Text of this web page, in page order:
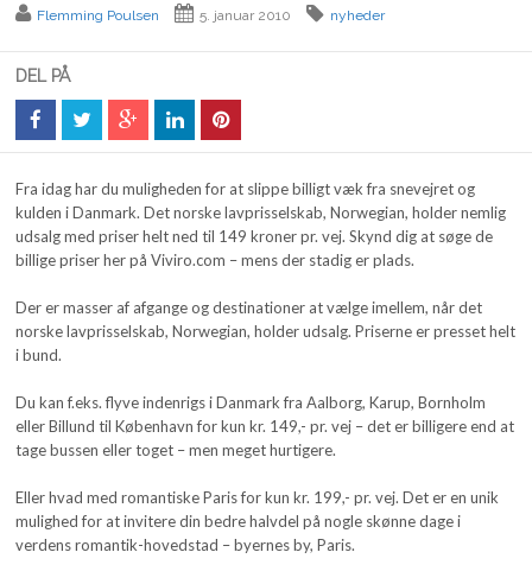
Flemming Poulsen 5. januar 2010 nyheder
DEL PÅ
Fra idag har du muligheden for at slippe billigt væk fra snevejret og
kulden i Danmark. Det norske lavprisselskab, Norwegian, holder nemlig
udsalg med priser helt ned til 149 kroner pr. vej. Skynd dig at søge de
billige priser her på Viviro.com – mens der stadig er plads.
Der er masser af afgange og destinationer at vælge imellem, når det
norske lavprisselskab, Norwegian, holder udsalg. Priserne er presset helt
i bund.
Du kan f.eks. flyve indenrigs i Danmark fra Aalborg, Karup, Bornholm
eller Billund til København for kun kr. 149,- pr. vej – det er billigere end at
tage bussen eller toget – men meget hurtigere.
Eller hvad med romantiske Paris for kun kr. 199,- pr. vej. Det er en unik
mulighed for at invitere din bedre halvdel på nogle skønne dage i
verdens romantik-hovedstad – byernes by, Paris.